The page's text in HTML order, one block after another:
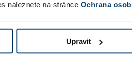
naleznete na stránce Ochrana
Upravit
VYZKOUŠEJTE NA 30 DNÍ